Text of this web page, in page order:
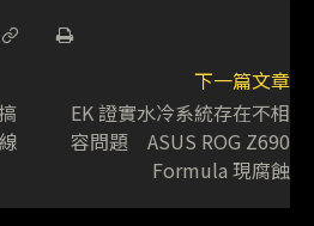
下一篇文章
EK 證實水冷系統存在不相
容問題 ASUS ROG Z690
Formula 現腐蝕